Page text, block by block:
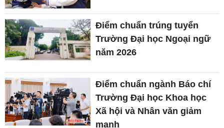
Điểm chuẩn trúng tuyển
Trường Đại học Ngoại ngữ
năm 2026
Điểm chuẩn ngành Báo chí
Trường Đại học Khoa học
Xã hội và Nhân văn giảm
mạnh